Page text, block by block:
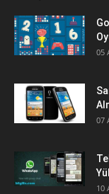
05
07
10